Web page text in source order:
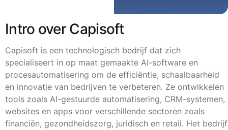
Intro over Capisoft
Capisoft is een technologisch bedrijf dat zich
specialiseert in op maat gemaakte AI-software en
procesautomatisering om de efficiëntie, schaalbaarheid
en innovatie van bedrijven te verbeteren. Ze ontwikkelen
tools zoals AI-gestuurde automatisering, CRM-systemen,
websites en apps voor verschillende sectoren zoals
financiën, gezondheidszorg, juridisch en retail. Het bedrijf